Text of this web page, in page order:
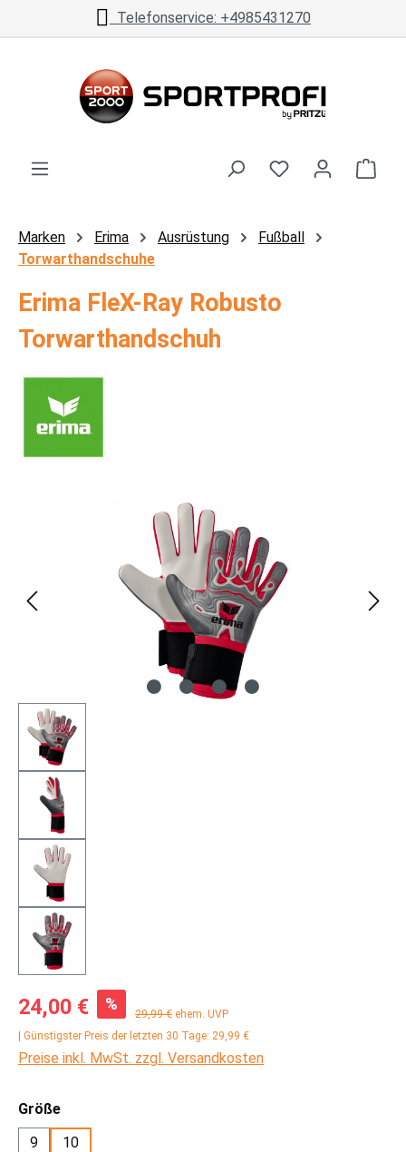
Zum Hauptinhalt springenTelefonservice: +4985431270
Marken Erima Ausrüstung
Fußball
Torwarthandschuhe
Erima FleX-Ray Robusto
Torwarthandschuh
Bildergalerie überspringen
Verkaufspreis:
24,00 € % Regulärer Preis:
29,99 € ehem. UVP
| Günstigster Preis der letzten 30 Tage: 29,99 €
Preise inkl. MwSt. zzgl. Versandkosten
Größeauswählen
9
10